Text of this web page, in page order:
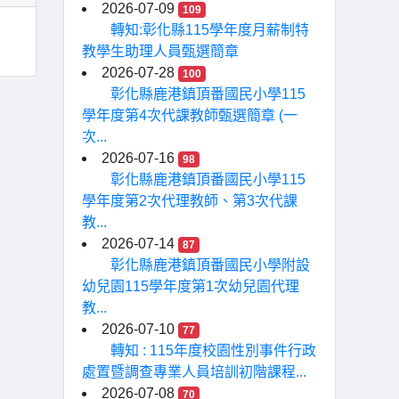
2026-07-09 109
轉知:彰化縣115學年度月薪制特
教學生助理人員甄選簡章
2026-07-28
100
彰化縣鹿港鎮頂番國民小學115
學年度第4次代課教師甄選簡章 (一
次...
2026-07-16
98
彰化縣鹿港鎮頂番國民小學115
學年度第2次代理教師、第3次代課
教...
2026-07-14
87
彰化縣鹿港鎮頂番國民小學附設
幼兒園115學年度第1次幼兒園代理
教...
2026-07-10
77
轉知 : 115年度校園性別事件行政
處置暨調查專業人員培訓初階課程...
2026-07-08
70